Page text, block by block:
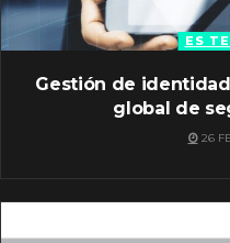
ES
Gestión de
global de
26